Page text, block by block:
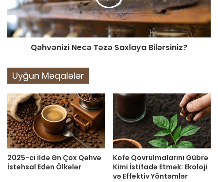
Qəhvənizi Necə Təzə Saxlaya Bilərsiniz?
Uyğun Məqalələr
2025-ci ildə Ən Çox Qəhvə
İstehsal Edən Ölkələr
Kofe Qovrulmalarını Gübrə
Kimi İstifadə Etmək: Ekoloji
və Effektiv Yöntəmlər